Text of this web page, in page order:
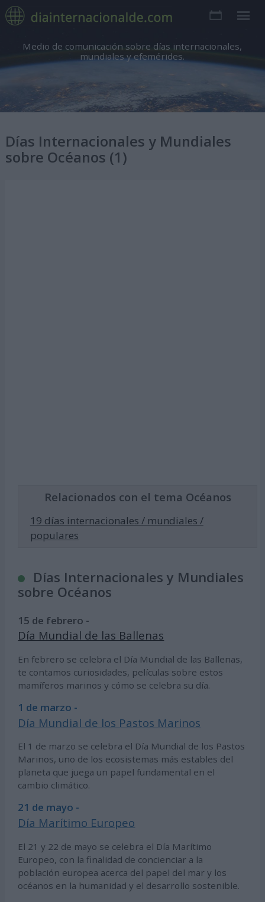
Medio de comunicación sobre días internacionales,
mundiales y efemérides.
Días Internacionales y Mundiales
sobre Océanos (1)
Relacionados con el tema Océanos
19 días internacionales / mundiales /
populares
Días Internacionales y Mundiales
sobre Océanos
15 de febrero -
Día Mundial de las Ballenas
En febrero se celebra el Día Mundial de las Ballenas,
te contamos curiosidades, películas sobre estos
mamíferos marinos y cómo se celebra su día.
1 de marzo -
Día Mundial de los Pastos Marinos
El 1 de marzo se celebra el Día Mundial de los Pastos
Marinos, uno de los ecosistemas más estables del
planeta que juega un papel fundamental en el
cambio climático.
21 de mayo -
Día Marítimo Europeo
El 21 y 22 de mayo se celebra el Día Marítimo
Europeo, con la finalidad de concienciar a la
población europea acerca del papel del mar y los
océanos en la humanidad y el desarrollo sostenible.